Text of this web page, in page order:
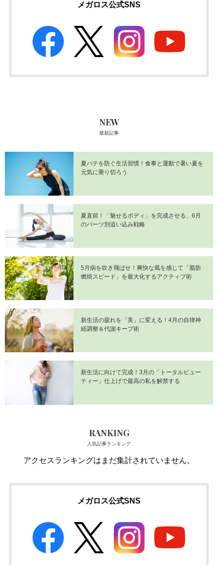
メガロス公式SNS
NEW
最新記事
夏バテを防ぐ生活習慣！食事と運動で暑い夏を
元気に乗り切ろう
夏直前！「魅せるボディ」を完成させる、6月
のパーツ別追い込み戦略
5月病を吹き飛ばせ！爽快な風を感じて「脂肪
燃焼スピード」を最大化するアクティブ術
新生活の疲れを「美」に変える！4月の自律神
経調整＆代謝キープ術
新生活に向けて完成！3月の「トータルビュー
ティー」仕上げで最高の私を解禁する
RANKING
人気記事ランキング
アクセスランキングはまだ集計されていません。
メガロス公式SNS